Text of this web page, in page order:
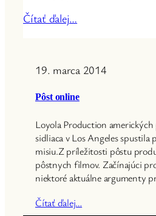
Čítať ďalej…
19. marca 2014
Pôst online
Loyola Production
sidliaca v Los Angeles spustila
misiu.Z príležitosti pôstu
pôstnych filmov. Začínajúci
niektoré aktuálne argumenty
Čítať ďalej…